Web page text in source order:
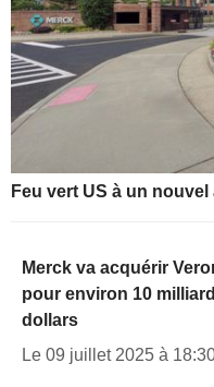
Feu vert US à un
Merck va acquérir
pour environ 10
dollars
Le 09 juillet 2025 à